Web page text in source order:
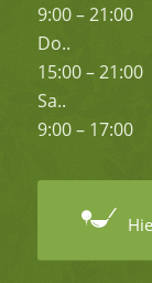
9:00 – 21:00
Do..
15:00 – 21:00
Sa..
9:00 – 17:00